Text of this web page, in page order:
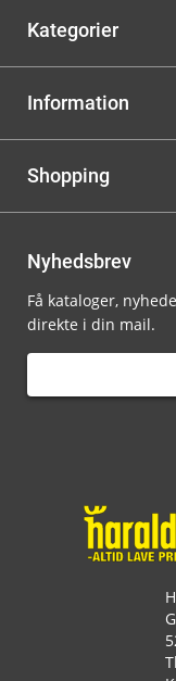
Kategorier
Information
Shopping
Nyhedsbrev
Få kataloger,
direkte i din mail.